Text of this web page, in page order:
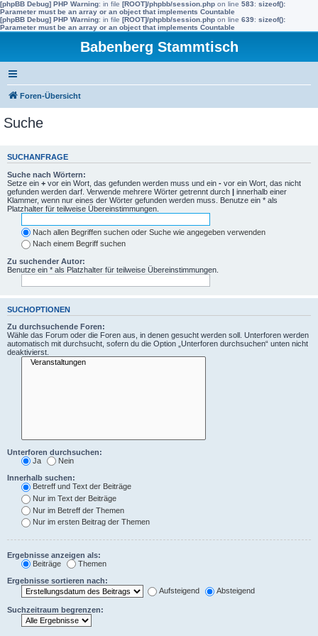
[phpBB Debug] PHP Warning: in file [ROOT]/phpbb/session.php on line 583: sizeof():
Parameter must be an array or an object that implements Countable
[phpBB Debug] PHP Warning: in file [ROOT]/phpbb/session.php on line 639: sizeof():
Parameter must be an array or an object that implements Countable
Babenberg Stammtisch
Foren-Übersicht
Suche
SUCHANFRAGE
Suche nach Wörtern:
Setze ein + vor ein Wort, das gefunden werden muss und ein - vor ein Wort, das nicht
gefunden werden darf. Verwende mehrere Wörter getrennt durch | innerhalb einer
Klammer, wenn nur eines der Wörter gefunden werden muss. Benutze ein * als
Platzhalter für teilweise Übereinstimmungen.
Nach allen Begriffen suchen oder Suche wie angegeben verwenden
Nach einem Begriff suchen
Zu suchender Autor:
Benutze ein * als Platzhalter für teilweise Übereinstimmungen.
SUCHOPTIONEN
Zu durchsuchende Foren:
Wähle das Forum oder die Foren aus, in denen gesucht werden soll. Unterforen werden
automatisch mit durchsucht, sofern du die Option „Unterforen durchsuchen“ unten nicht
deaktivierst.
Unterforen durchsuchen:
Ja
Nein
Innerhalb suchen:
Betreff und Text der Beiträge
Nur im Text der Beiträge
Nur im Betreff der Themen
Nur im ersten Beitrag der Themen
Ergebnisse anzeigen als:
Beiträge
Themen
Ergebnisse sortieren nach:
Aufsteigend
Absteigend
Suchzeitraum begrenzen: